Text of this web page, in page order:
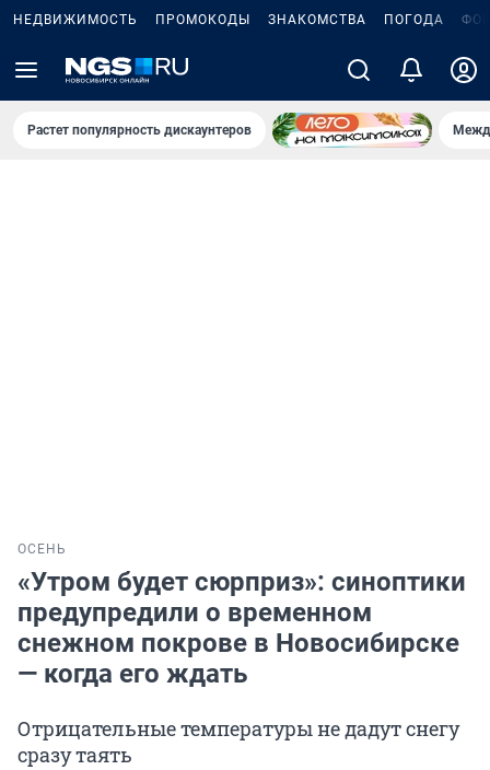
НЕДВИЖИМОСТЬ ПРОМОКОДЫ ЗНАКОМСТВА ПОГОДА
Растет популярность дискаунтеров
ОСЕНЬ
«Утром будет сюрприз»: синоптики
предупредили о временном
снежном покрове в Новосибирске
— когда его ждать
Отрицательные температуры не дадут снегу
сразу таять